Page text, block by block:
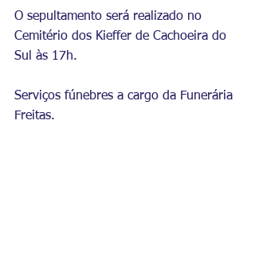
O sepultamento será realizado no
Cemitério dos Kieffer de Cachoeira do
Sul às 17h.
Serviços fúnebres a cargo da Funerária
Freitas.